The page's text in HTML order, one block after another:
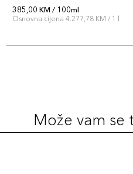
385,00 KM / 100ml
Osnovna cijena 4.277,78 KM / 1 l
Može vam se